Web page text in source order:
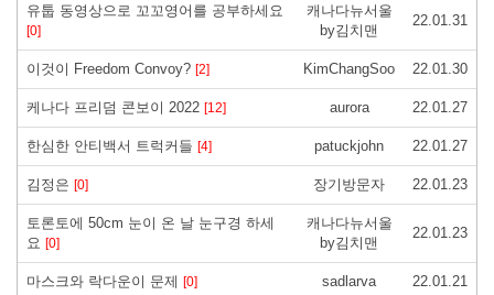
유툽 동영상으로 꼬꼬영어를 공부하세요
[0]
캐나다뉴서울
by김치맨
22.01.31
이것이 Freedom Convoy? [2] KimChangSoo 22.01.30
케나다 프리덤 콘보이 2022 [12] aurora 22.01.27
한심한 안티백서 트럭커들 [4] patuckjohn 22.01.27
김정은 [0] 장기방문자 22.01.23
토론토에 50cm 눈이 온 날 눈구경 하세
요 [0]
캐나다뉴서울
by김치맨
22.01.23
마스크와 락다운이 문제 [0] sadlarva 22.01.21